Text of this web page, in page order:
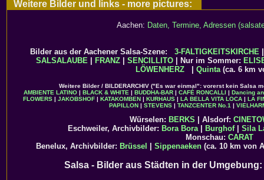
Weitere Bilder und links - more pictures:
Aachen: Daten, Termine, Adressen
Bilder aus der Aachener Salsa-Szene: 3-FALTIGKEITSKIRCHE
SALSALAUBE
FRANZ SENCILLITO | Nur im Sommer:
LÖWENHERZ| Quinta(ca. 6 km
Weitere Bilder / BILDERARCHIV ("Es war einmal": vorerst kein Salsa
AMBIENTE LATINO | BLACK & WHITE | BUDDHA-BAR | CAFÉ RONCALLI | Dancing
FLOWERS| JAKOBSHOF| KATAKOMBEN| KURHAUS| LA BELLA VITA LOCA| LA
PAPILLON | STEVENS | TANZCENTER No.1 |
Würselen: BERKS | Alsdorf:
Eschweiler, Archivbilder: Bora Bora| Burghof| Sila
Monschau: CARAT
Benelux, Archivbilder: Brüssel Sippenaeken(ca. 10 km von
Salsa - Bilder aus Städten in der Umgebung: